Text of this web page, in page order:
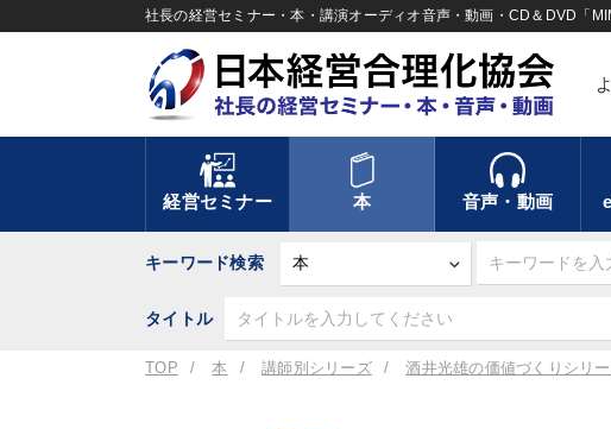
社長の経営セミナー・本・講演オーディオ音声・動画・CD＆DVD「
経営セミナー 本 音声・動画
キーワード検索
タイトル
TOP 本 講師別シリーズ 酒井光雄の価値づくりシリ